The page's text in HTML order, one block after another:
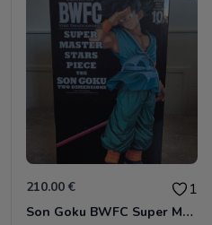
210.00 € 1
Son Goku BWFC Super Master Stars